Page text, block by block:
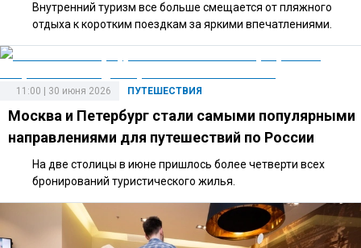
Внутренний туризм все больше смещается от пляжного
отдыха к коротким поездкам за яркими впечатлениями.
ПУТЕШЕСТВИЯ
11:00 | 30 июня 2026
Москва и Петербург стали самыми популярными
направлениями для путешествий по России
На две столицы в июне пришлось более четверти всех
бронирований туристического жилья.